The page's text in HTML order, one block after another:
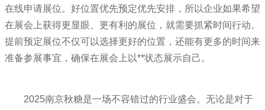
在线申请展位。好位置优先预定优先安排，所以企业如果希望
在展会上获得更显眼、更有利的展位，就需要抓紧时间行动。
提前预定展位不仅可以选择更好的位置，还能有更多的时间来
准备参展事宜，确保在展会上以**状态展示自己。
2025南京秋糖是一场不容错过的行业盛会。无论是对于